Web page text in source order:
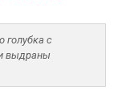
голубка с
выдраны